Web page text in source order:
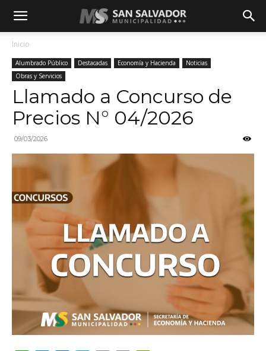
Inicio
Alumbrado Público Destacadas Economía y Hacienda
Noticias
Obras y Servicios
Llamado a Concurso de
Precios N° 04/2026
09/03/2026